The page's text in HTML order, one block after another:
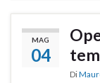
MAG
04
Di